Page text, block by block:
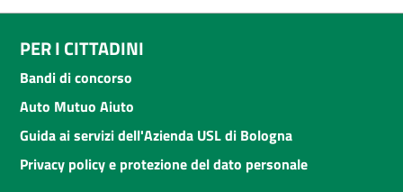
PER I CITTADINI
Bandi di concorso
Auto Mutuo Aiuto
Guida ai servizi dell'Azienda USL di Bologna
Privacy policy e protezione del dato personale